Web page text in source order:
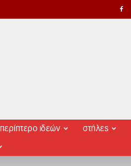
περίπτερο ιδεών στήλες